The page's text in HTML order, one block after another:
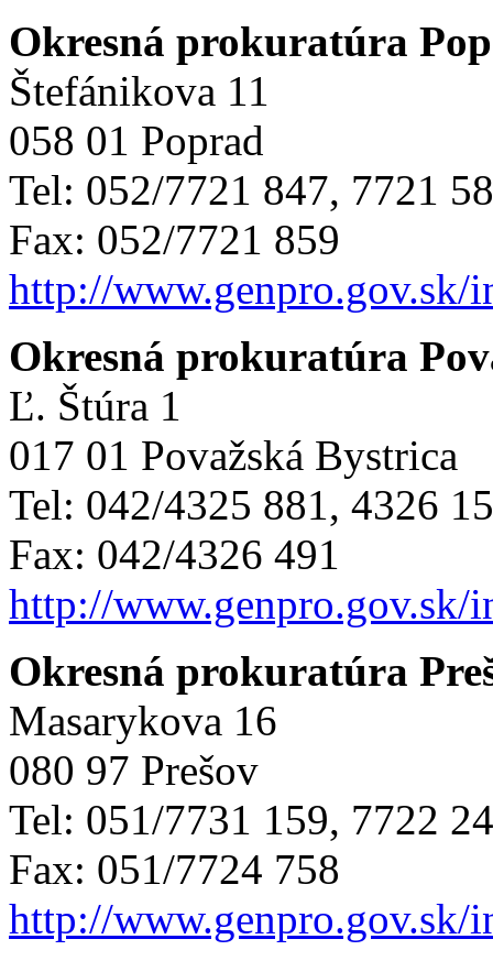
Okresná prokuratúra
Štefánikova 11
058 01 Poprad
Tel: 052/7721 847, 7721
Fax: 052/7721 859
http://www.genpro.gov.sk/
Okresná prokuratúra
Ľ. Štúra 1
017 01 Považská Bystrica
Tel: 042/4325 881, 4326
Fax: 042/4326 491
http://www.genpro.gov.sk/
Okresná prokuratúra
Masarykova 16
080 97 Prešov
Tel: 051/7731 159, 7722
Fax: 051/7724 758
http://www.genpro.gov.sk/